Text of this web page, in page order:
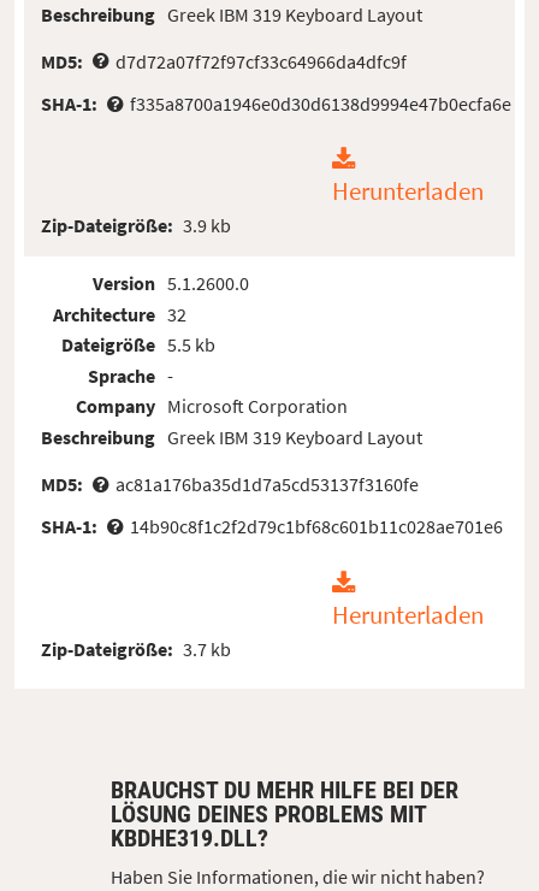
Beschreibung Greek IBM 319 Keyboard Layout
MD5:
d7d72a07f72f97cf33c64966da4dfc9f
SHA-1:
f335a8700a1946e0d30d6138d9994e47b0ecfa6e
Herunterladen
Zip-Dateigröße: 3.9 kb
Version
Architecture
Dateigröße
Sprache
Company
Beschreibung
5.1.2600.0
32
5.5 kb
-
Microsoft Corporation
Greek IBM 319 Keyboard Layout
MD5:
ac81a176ba35d1d7a5cd53137f3160fe
SHA-1:
14b90c8f1c2f2d79c1bf68c601b11c028ae701e6
Herunterladen
Zip-Dateigröße: 3.7 kb
BRAUCHST DU MEHR HILFE BEI DER
LÖSUNG DEINES PROBLEMS MIT
KBDHE319.DLL?
Haben Sie Informationen, die wir nicht haben?